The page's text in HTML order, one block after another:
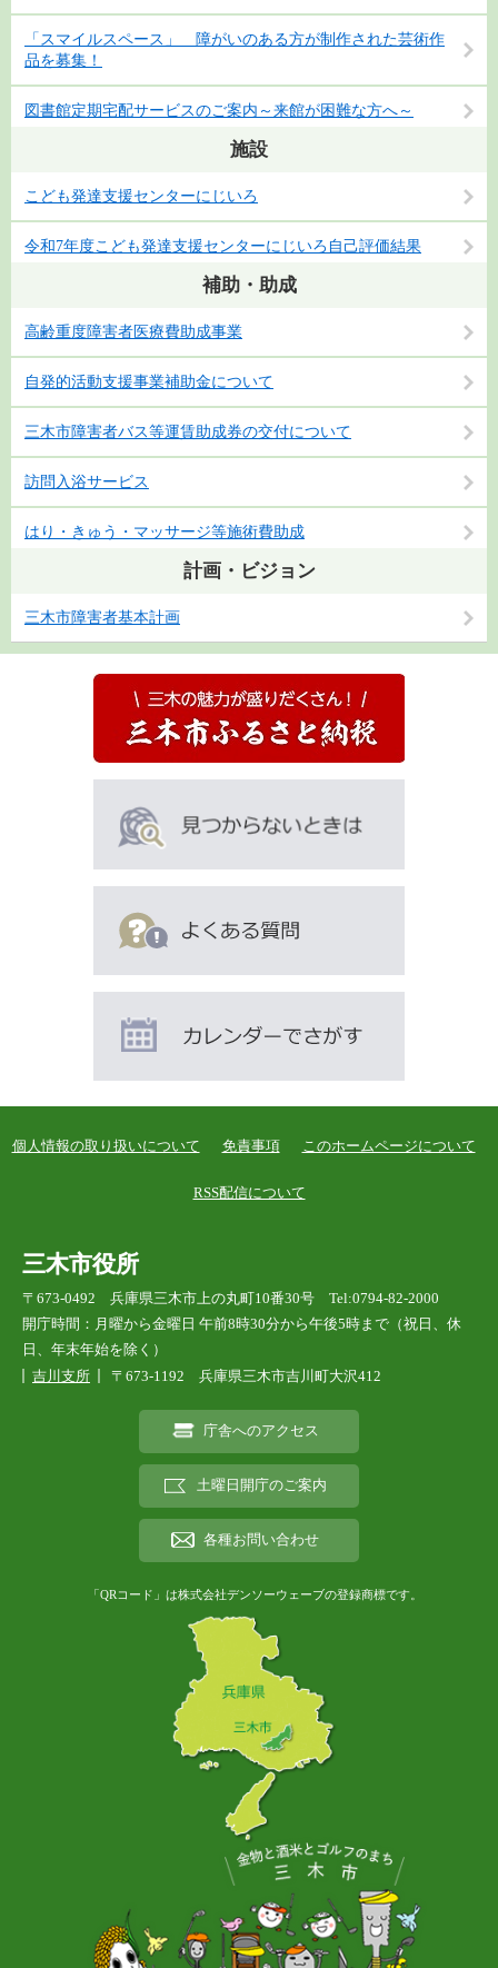
「スマイルスペース」 障がいのある方が制作された芸術作
品を募集！
図書館定期宅配サービスのご案内～来館が困難な方へ～
施設
こども発達支援センターにじいろ
令和7年度こども発達支援センターにじいろ自己評価結果
補助・助成
高齢重度障害者医療費助成事業
自発的活動支援事業補助金について
三木市障害者バス等運賃助成券の交付について
訪問入浴サービス
はり・きゅう・マッサージ等施術費助成
計画・ビジョン
三木市障害者基本計画
個人情報の取り扱いについて 免責事項 このホームページについて
RSS配信について
三木市役所
〒673-0492 兵庫県三木市上の丸町10番30号 Tel:0794-82-2000
開庁時間：月曜から金曜日 午前8時30分から午後5時まで（祝日、休
日、年末年始を除く）
吉川支所
〒673-1192 兵庫県三木市吉川町大沢412
庁舎へのアクセス
土曜日開庁のご案内
各種お問い合わせ
「QRコード」は株式会社デンソーウェーブの登録商標です。